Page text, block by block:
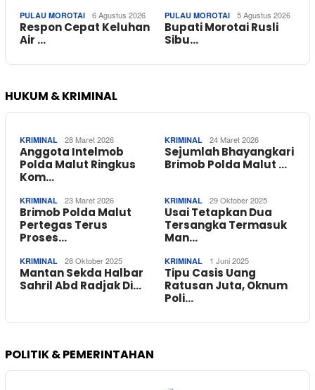
PULAU MOROTAI 6 Agustus 2026
Respon Cepat Keluhan
Air …
PULAU MOROTAI 5 Agustus 2026
Bupati Morotai Rusli
Sibu…
HUKUM & KRIMINAL
KRIMINAL 28 Maret 2026
Anggota Intelmob
Polda Malut Ringkus
Kom…
KRIMINAL 24 Maret 2026
Sejumlah Bhayangkari
Brimob Polda Malut …
KRIMINAL 23 Maret 2026
Brimob Polda Malut
Pertegas Terus
Proses…
KRIMINAL 29 Oktober 2025
Usai Tetapkan Dua
Tersangka Termasuk
Man…
KRIMINAL 28 Oktober 2025
Mantan Sekda Halbar
Sahril Abd Radjak Di…
KRIMINAL 1 Juni 2025
Tipu Casis Uang
Ratusan Juta, Oknum
Poli…
POLITIK & PEMERINTAHAN